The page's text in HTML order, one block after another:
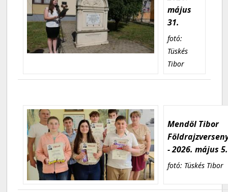
május
31.
fotó:
Tüskés
Tibor
Mendöl Tibor
- 2026. május 5.
fotó: Tüskés Tibor